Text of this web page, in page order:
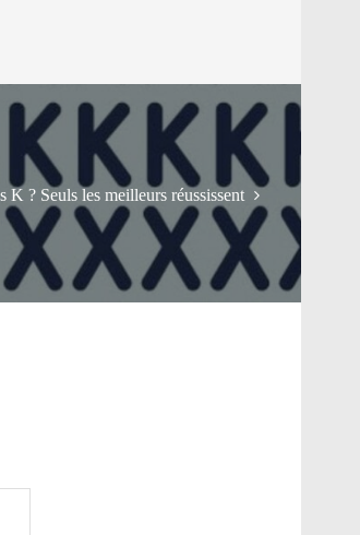
K ? Seuls les meilleurs réussissent